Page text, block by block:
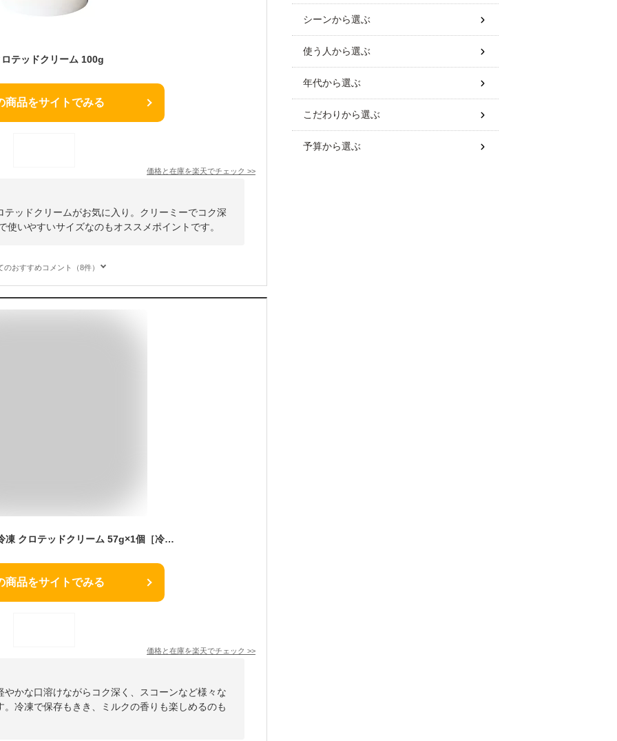
テッドクリーム 100g
商品をサイトでみる
価格と在庫を楽天でチェック >>
ッドクリームがお気に入り。クリーミーでコク深
いやすいサイズなのもオススメポイントです。
のおすすめコメント（8件）
ランゲージファーム 冷凍 クロテッドクリーム 57g×1個［冷凍のみ］イギリス デヴォンシャー【3〜4営業日以内に出荷】[D10][R]
商品をサイトでみる
価格と在庫を楽天でチェック >>
かな口溶けながらコク深く、スコーンなど様々な
冷凍で保存もきき、ミルクの香りも楽しめるのも
シーンから選ぶ
使う人から選ぶ
年代から選ぶ
こだわりから選ぶ
予算から選ぶ